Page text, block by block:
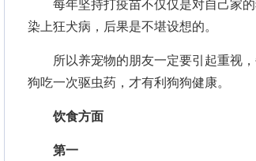
每年坚持打疫苗不仅仅是对自己家的
染上狂犬病，后果是不堪设想的。
所以养宠物的朋友一定要引起重视，
狗吃一次驱虫药，才有利狗狗健康。
饮食方面
第一